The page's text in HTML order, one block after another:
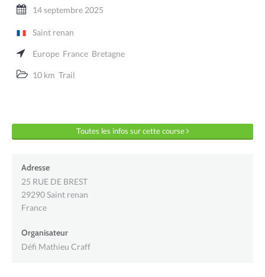
14 septembre 2025
Saint renan
Europe France Bretagne
10 km Trail
Toutes les infos sur cette course
Adresse
25 RUE DE BREST
29290Saint renan
France
Organisateur
Défi Mathieu Craff